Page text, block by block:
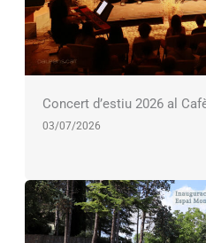
Concert d’estiu 2026 al
03/07/2026